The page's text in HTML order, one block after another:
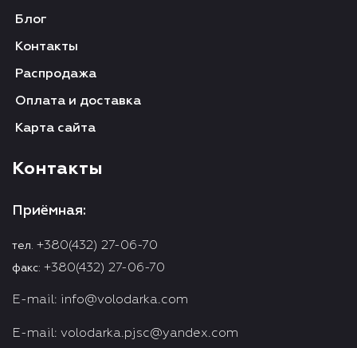
Блог
Контакты
Распродажа
Оплата и доставка
Карта сайта
Контакты
Приёмная:
тел. +380(432) 27-06-70
факс: +380(432) 27-06-70
E-mail: info@volodarka.com
E-mail: volodarka.pjsc@yandex.com